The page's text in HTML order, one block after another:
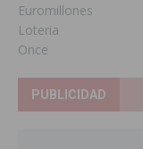
Euromillones
Loteria
Once
PUBLICIDAD